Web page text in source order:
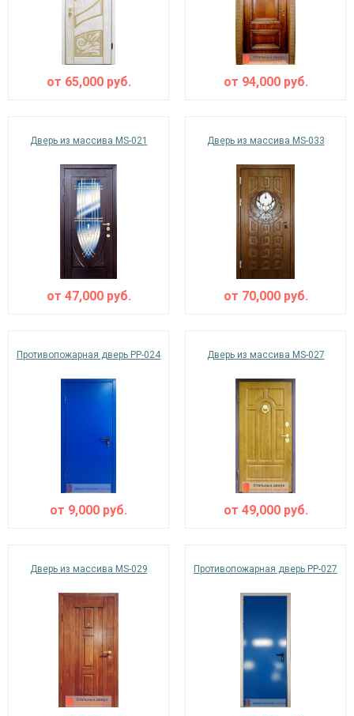
от 65,000руб. от 94,000руб.
Дверь из массива MS-021
от 47,000руб.
Дверь из массива MS-033
от 70,000руб.
Противопожарная дверь PP-024
от 9,000 руб.
Дверь из массива MS-027
от 49,000руб.
Дверь из массива MS-029 Противопожарная дверь PP-027